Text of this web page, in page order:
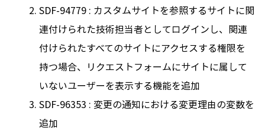
SDF-94779 : カスタムサイトを参照するサイトに関
連付けられた技術担当者としてログインし、関連
付けられたすべてのサイトにアクセスする権限を
持つ場合、リクエストフォームにサイトに属して
いないユーザーを表示する機能を追加
SDF-96353 : 変更の通知における変更理由の変数を
追加